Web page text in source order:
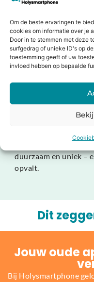
Om de beste ervaringen te
cookies om informatie over je
Door in te stemmen met deze
surfgedrag of unieke ID's op
toestemming geeft of uw
invloed hebben op bepaalde
bespaar je geld én
zorgvuldig getest,
voorzien van
nieuw toestel met
voetafdruk – een
smartphone voor wie
wil combineren. Met
scherm, krachtige
duurzaam en uniek –
opvalt.
Dit
Jouw oude
Bij Holysmartphone